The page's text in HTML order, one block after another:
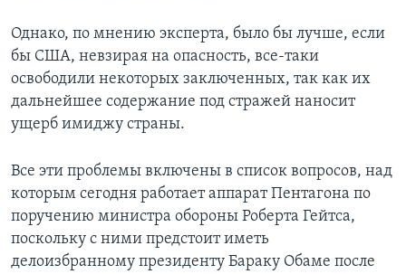
Однако, по мнению эксперта, было бы лучше, если
бы США, невзирая на опасность, все-таки
освободили некоторых заключенных, так как их
дальнейшее содержание под стражей наносит
ущерб имиджу страны.
Все эти проблемы включены в список вопросов, над
которым сегодня работает аппарат Пентагона по
поручению министра обороны Роберта Гейтса,
поскольку с ними предстоит иметь
делоизбранному президенту Бараку Обаме после